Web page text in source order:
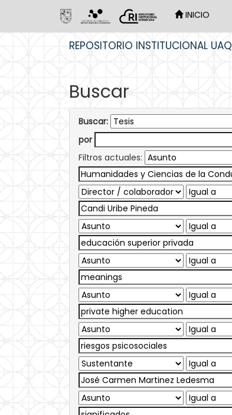
INICIO
REPOSITORIO INSTITUCIONAL UAQ
Buscar
Buscar:
por
Filtros actuales: